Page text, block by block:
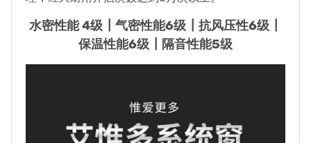
水密性能 4级┃气密性能6级┃抗风压性6级┃
保温性能6级┃隔音性能5级